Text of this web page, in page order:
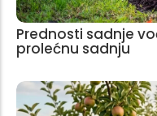
Prednosti sadnje
prolećnu sadnju